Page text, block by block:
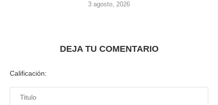
3 agosto, 2026
DEJA TU COMENTARIO
Calificación: